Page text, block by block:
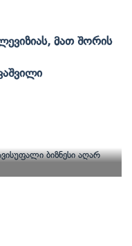
Მათ Შორის